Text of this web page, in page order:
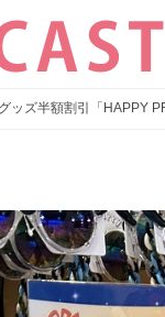
ッズ半額割引「HAPPY